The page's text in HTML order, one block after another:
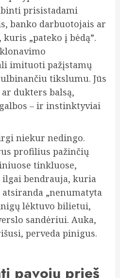
prisistadami
banko darbuotojais ar
„pateko į bėdą”.
imituoti pažįstamų
tikslumu. Jūs
dukters balsą,
– ir instinktyviai
niekur nedingo.
profilius pažinčių
tinkluose,
ilgai bendrauja, kuria
„nenumatyta
lėktuvo bilietui,
sandėriui. Auka,
perveda pinigus.
pavojų prieš